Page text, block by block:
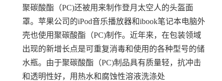
聚碳酸酯（PC)还被用来制作登月太空人的头盔面
罩。苹果公司的iPod音乐播放器和ibook笔记本电脑外
壳也使用聚碳酸酯（PC)制作。近年来，在包装领域
出现的新增长点是可重复消毒和使用的各种型号的储
水瓶。由于聚碳酸酯（PC)制品具有质量轻，抗冲击
和透明性好，用热水和腐蚀性溶液洗涤处